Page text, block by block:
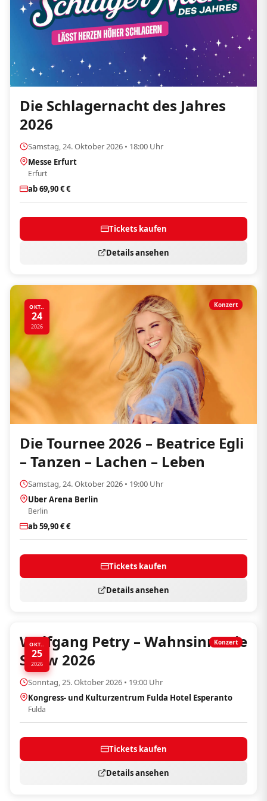
Die Schlagernacht des Jahres
2026
Samstag, 24. Oktober 2026 • 18:00 Uhr
Messe Erfurt
Erfurt
ab 69,90 € €
Tickets kaufen
Details ansehen
OKT..
24
2026
Konzert
Die Tournee 2026 – Beatrice Egli
– Tanzen – Lachen – Leben
Samstag, 24. Oktober 2026 • 19:00 Uhr
Uber Arena Berlin
Berlin
ab 59,90 € €
Tickets kaufen
Details ansehen
OKT..
25
2026
Konzert
Wolfgang Petry – Wahnsinn! Die
Show 2026
Sonntag, 25. Oktober 2026 • 19:00 Uhr
Kongress- und Kulturzentrum Fulda Hotel Esperanto
Fulda
Tickets kaufen
Details ansehen